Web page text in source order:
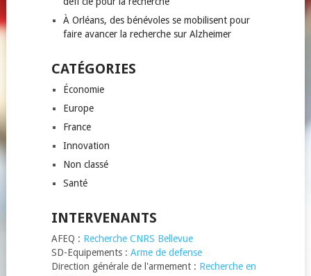
À Orléans, des bénévoles se mobilisent pour
faire avancer la recherche sur Alzheimer
CATÉGORIES
Économie
Europe
France
Innovation
Non classé
Santé
INTERVENANTS
AFEQ : Recherche CNRS Bellevue
SD-Equipements : Arme de defense
Direction générale de l'armement : Recherche en